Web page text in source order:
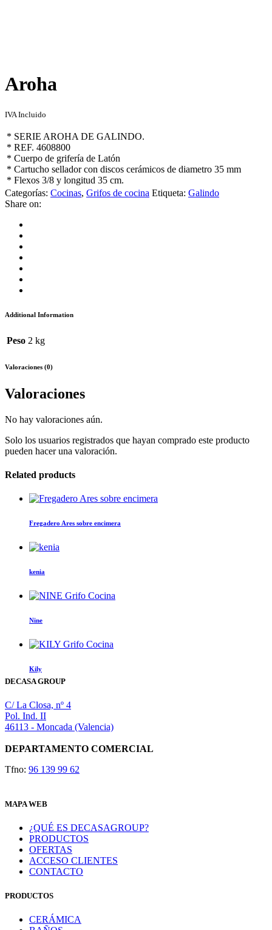
Aroha
IVA Incluido
* SERIE AROHA DE GALINDO.
* REF. 4608800
* Cuerpo de grifería de Latón
* Cartucho sellador con discos cerámicos de diametro 35 mm
* Flexos 3/8 y longitud 35 cm.
Categorías: Cocinas, Grifos de cocina Etiqueta: Galindo
Share on:
Additional Information
Peso 2 kg
Valoraciones (0)
Valoraciones
No hay valoraciones aún.
Solo los usuarios registrados que hayan comprado este producto
pueden hacer una valoración.
Related products
Fregadero Ares sobre encimera
kenia
Nine
Kily
DECASA GROUP
C/ La Closa, nº 4
Pol. Ind. II
46113 - Moncada (Valencia)
DEPARTAMENTO COMERCIAL
Tfno: 96 139 99 62
MAPA WEB
¿QUÉ ES DECASAGROUP?
PRODUCTOS
OFERTAS
ACCESO CLIENTES
CONTACTO
PRODUCTOS
CERÁMICA